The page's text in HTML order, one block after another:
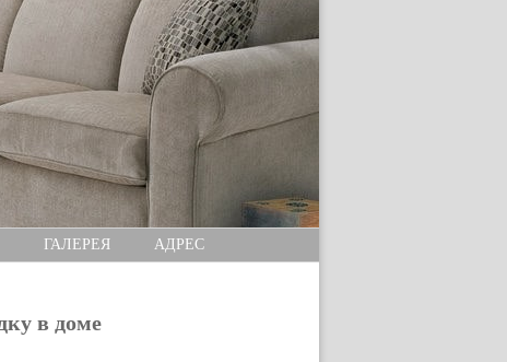
ГАЛЕРЕЯ АДРЕС
в доме